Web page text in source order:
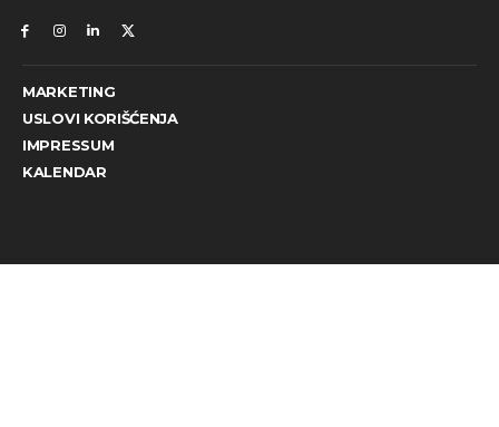
MARKETING
USLOVI KORIŠĆENJA
IMPRESSUM
KALENDAR